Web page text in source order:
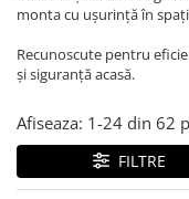
monta cu ușurință în
Recunoscute pentru
și siguranță acasă.
Afiseaza: 1-24 din 62
FILTRE